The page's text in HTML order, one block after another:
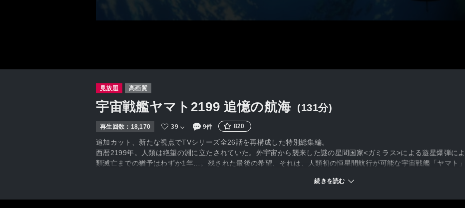
見放題 高画質
宇宙戦艦ヤマト2199 追憶の航海 (131分)
再生回数： 18,170 39 9件 820
追加カット、新たな視点でTVシリーズ全26話を再構成した特別総集編。
西暦2199年。人類は絶望の淵に立たされていた。外宇宙から襲来した謎の星間国家<ガミラス>による遊星爆弾に
類滅亡までの猶予はわずか1年…。残された最後の希望、それは、人類初の恒星間航行が可能な宇宙戦艦「ヤマト
続きを読む